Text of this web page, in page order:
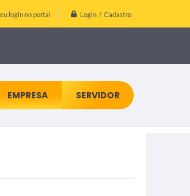
login no portal Login / Cadastro
EMPRESA SERVIDOR